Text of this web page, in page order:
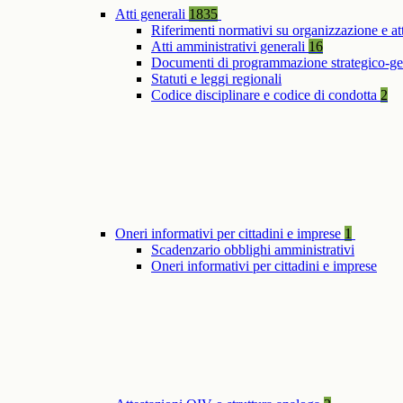
Atti generali 1835
Riferimenti normativi su organizzazione e
Atti amministrativi generali 16
Documenti di programmazione strategico-
Statuti e leggi regionali
Codice disciplinare e codice di condotta 2
Oneri informativi per cittadini e imprese 1
Scadenzario obblighi amministrativi
Oneri informativi per cittadini e imprese